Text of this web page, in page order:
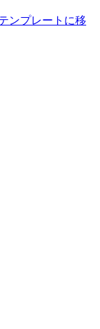
ンプレートに移